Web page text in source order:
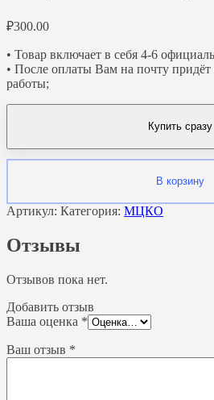
₽300.00
• Товар включает в себя 4-6
• После оплаты Вам на почту
работы;
Купить сразу
В корзину
Артикул: Категория: МЦКО
Отзывы
Отзывов пока нет.
Добавить отзыв
Ваша оценка *
Ваш отзыв *